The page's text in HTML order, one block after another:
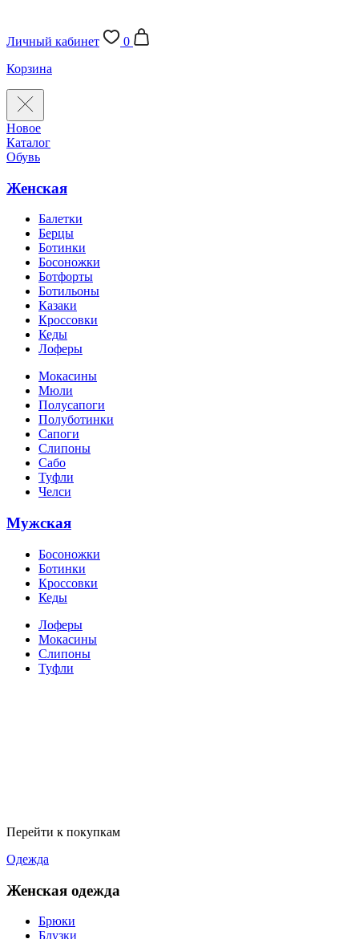
Личный кабинет
0
Корзина
Новое
Каталог
Обувь
Женская
Балетки
Берцы
Ботинки
Босоножки
Ботфорты
Ботильоны
Казаки
Кроссовки
Кеды
Лоферы
Мокасины
Мюли
Полусапоги
Полуботинки
Сапоги
Слипоны
Сабо
Туфли
Челси
Мужская
Босоножки
Ботинки
Кроссовки
Кеды
Лоферы
Мокасины
Слипоны
Туфли
Перейти к покупкам
Одежда
Женская одежда
Брюки
Блузки